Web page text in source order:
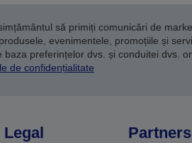
să primiți comunicări de
evenimentele, promoțiile și
preferințelor dvs. și conduitei dvs.
de confidențialitate
Legal Partners